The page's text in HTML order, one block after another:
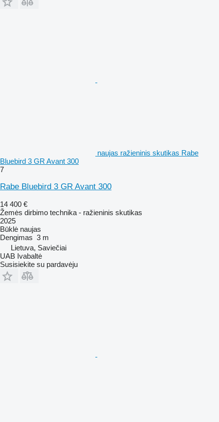
naujas ražieninis skutikas Rabe
Bluebird 3 GR Avant 300
7
Rabe Bluebird 3 GR Avant 300
14 400 €
Žemės dirbimo technika - ražieninis skutikas
2025
Būklė naujas
Dengimas 3 m
Lietuva, Saviečiai
UAB Ivabaltė
Susisiekite su pardavėju